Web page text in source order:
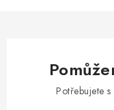
Potřebujete